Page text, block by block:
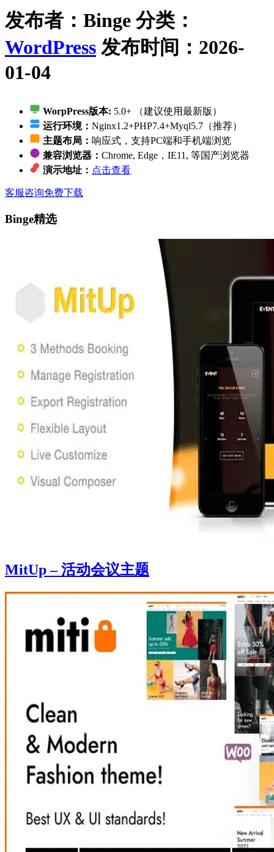
发布者：Binge 分类：
WordPress 发布时间：2026-
01-04
WorpPress版本: 5.0+ （建议使用最新版）
运行环境： Nginx1.2+PHP7.4+Myql5.7（推荐）
主题布局： 响应式，支持PC端和手机端浏览
兼容浏览器： Chrome, Edge，IE11, 等国产浏览器
演示地址： 点击查看
客服咨询免费下载
Binge精选
MitUp – 活动会议主题